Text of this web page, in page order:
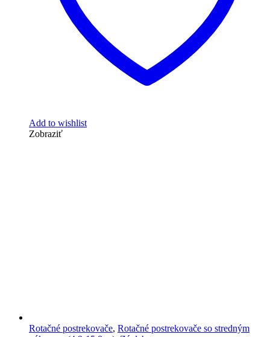
Add to wishlist
Zobraziť
Rotačné postrekovače, Rotačné postrekovače so stredným